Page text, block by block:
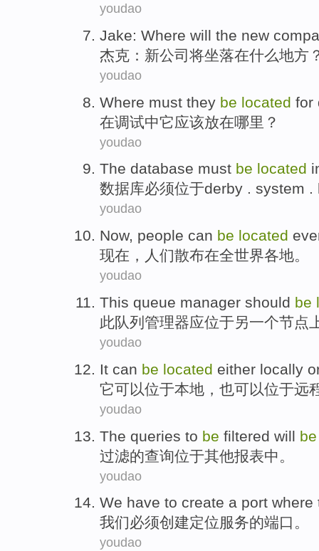
youdao
Jake: Where will the new
杰克 ： 新公司 将坐落在什么地方
youdao
Where must they be located for
在调试中它应该放在哪里？
youdao
The database must be located
数据库必须位于derby . system .
youdao
Now, people can be located
现在 ， 人们散布在全世界各地。
youdao
This queue manager should be
此队列 管理器应位于另一个节点
youdao
It can be located either locally
它可以位于本地， 也可以位于远
youdao
The queries to be filtered will
过滤的查询位于其他报表中。
youdao
We have to create a port where
我们必须创建定位服务的端口 。
youdao